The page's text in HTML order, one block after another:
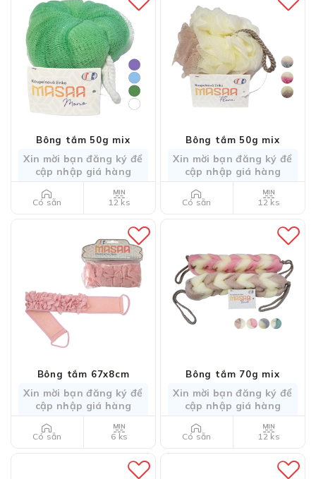
Bông tắm 50g mix
Xin mời bạn đăng ký để
cập nhập giá hàng
Có sẵn 12 ks
Bông tắm 50g mix
Xin mời bạn đăng ký để
cập nhập giá hàng
Có sẵn 12 ks
Bông tắm 67x8cm
Xin mời bạn đăng ký để
cập nhập giá hàng
Có sẵn 6 ks
Bông tắm 70g mix
Xin mời bạn đăng ký để
cập nhập giá hàng
Có sẵn 12 ks